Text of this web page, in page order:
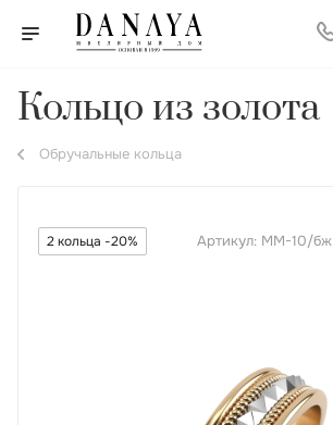
Кольцо из золота
Обручальные кольца
2 кольца -20% Артикул: ММ-10/бж